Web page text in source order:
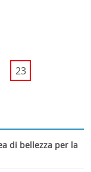
23
di bellezza per la